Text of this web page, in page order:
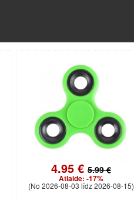
4.95 € 5.99 €
Atlaide: -17%
(No 2026-08-03 līdz 2026-08-15)